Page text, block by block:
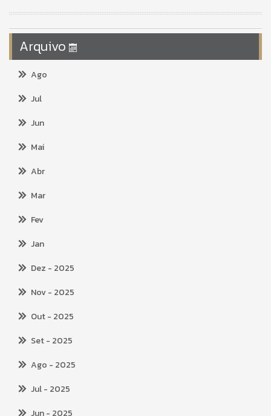
Arquivo
Ago
Jul
Jun
Mai
Abr
Mar
Fev
Jan
Dez - 2025
Nov- 2025
Out- 2025
Set- 2025
Ago - 2025
Jul- 2025
Jun- 2025